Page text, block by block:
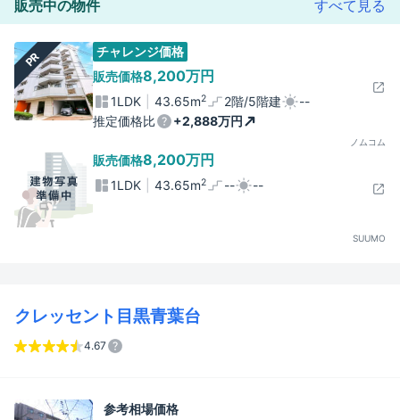
販売中の物件 すべて見る
PR
チャレンジ価格
販売価格8,200万円
1LDK 43.65m2 2階/5階建
--
推定価格比
+2,888万円
ノムコム
販売価格8,200万円
1LDK 43.65m2 -- --
SUUMO
クレッセント目黒青葉台
4.67
参考相場価格